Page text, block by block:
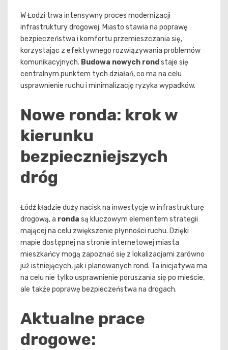
W Łodzi trwa intensywny proces modernizacji
infrastruktury drogowej. Miasto stawia na poprawę
bezpieczeństwa i komfortu przemieszczania się,
korzystając z efektywnego rozwiązywania problemów
komunikacyjnych. Budowa nowych rond staje się
centralnym punktem tych działań, co ma na celu
usprawnienie ruchu i minimalizację ryzyka wypadków.
Nowe ronda: krok w
kierunku
bezpieczniejszych
dróg
Łódź kładzie duży nacisk na inwestycje w infrastrukturę
drogową, a ronda są kluczowym elementem strategii
mającej na celu zwiększenie płynności ruchu. Dzięki
mapie dostępnej na stronie internetowej miasta
mieszkańcy mogą zapoznać się z lokalizacjami zarówno
już istniejących, jak i planowanych rond. Ta inicjatywa ma
na celu nie tylko usprawnienie poruszania się po mieście,
ale także poprawę bezpieczeństwa na drogach.
Aktualne prace
drogowe: